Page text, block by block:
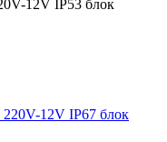
12V IP53 блок